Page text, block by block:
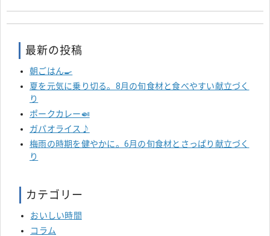
最新の投稿
朝ごはん🍳
夏を元気に乗り切る。8月の旬食材と食べやすい献立づく
り
ポークカレー🍛
ガパオライス♪
梅雨の時期を健やかに。6月の旬食材とさっぱり献立づく
り
カテゴリー
おいしい時間
コラム